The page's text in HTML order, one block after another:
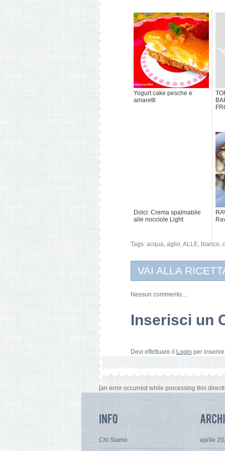
Yogurt cake pesche e
amaretti
Dolci: Crema spalmabile
alle nocciole Light
Tags: acqua, aglio,ALLE, bianco,
VAI ALLA
Nessun commento...
Inserisci un
Devi effettuare il Login per
[an error occurred while processing this
Chi Siamo aprile